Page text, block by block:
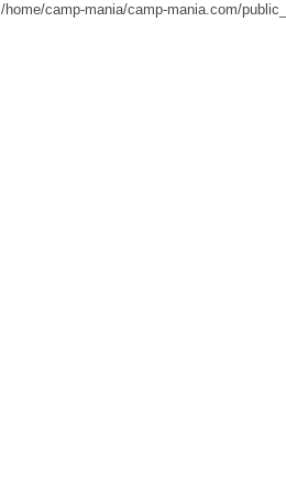
/home/camp-mania/camp-mania.com/